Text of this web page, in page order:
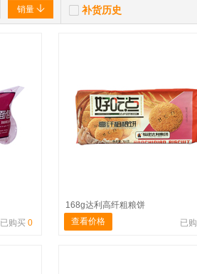
销量   补货历史
已购买 0
168g达利高纤粗粮饼
查看价格
已